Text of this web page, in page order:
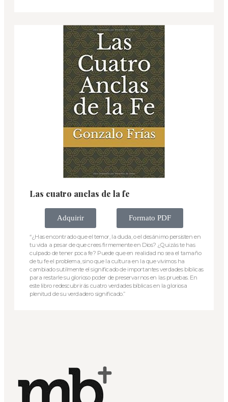
Las cuatro anclas de la fe
Adquirir Formato PDF
“¿Has encontrado que el temor, la duda, o el desánimo persisten en
tu vida a pesar de que crees firmemente en Dios? ¿Quizás te has
culpado de tener poca fe? Puede que en realidad no sea el tamaño
de tu fe el problema, sino que la cultura en la que vivimos ha
cambiado sutilmente el significado de importantes verdades bíblicas
para restarle su glorioso poder de preservarnos en las pruebas. En
este libro redescubrirás cuatro verdades bíblicas en la gloriosa
plenitud de su verdadero significado.”